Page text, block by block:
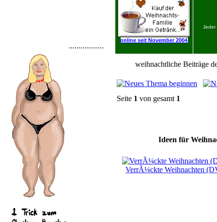
..................
online seit November 2004
Jeder
weihnachtliche Beiträge
Seite 1 von gesamt 1
Ideen für
VerrÃ¼ckte Weihnachten